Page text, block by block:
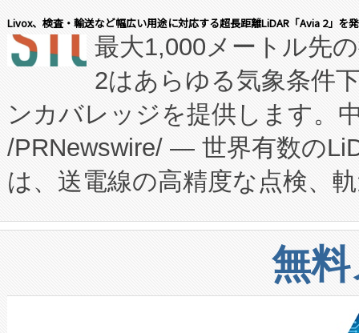
す。FCCM‑を活用した現地生
患者にとっての費用負担を大
のアクセスを大幅に拡大する
Fully-Connected Continuous
プログラムには、施設設計・
に関する技術移転および知的
構造化トレーニングカリキュ
上げおよび商用化段階におけ
設備整備および立ち上げ調整
加組織は、Enzeneのバイオ
会社エーアイ・アンド：本社
President原信平）と、エンタ
ードするVoltaiqは、日本にあ
ーエネルギー貯蔵システム（
た。 Voltaiq独自のAI搭載プラ
定、統合、導入、運用に至る
安全性を追跡し、確保する事
増加しているデータセンター
る電力網に大きな負担をかけ
事業者の負担軽減という課題
Livox、検査・輸送など幅広い用途に対応する超長距離LiDAR「Avia 2」を
最大1,000メートル先
2はあらゆる気象条件
ンカバレッジを提供します。
/PRNewswire/ — 世界有数の
は、送電線の高精度な点検、
や穀物倉庫におけるバルク材
リューション「Avia 2」を発
したAvia 2は、1,000メート
狭視野のFOVを切り替えるこ
無